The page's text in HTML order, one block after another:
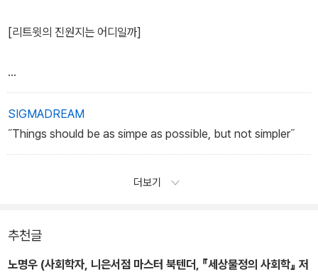
[리트윗의 진원지는 어디일까]
드라마 <별에서 온 그대>에서 주인공 천송이가 입고 나온 옷이 불티
나게 팔리는 것도 천송이가 수많은 시청자에게 영향을 미칠 수 있는
일종의 마당발이기 때문이다.
중요한 것은 천송이의 영향력이 ｀별그대｀에 푹 빠졌던 내 아내와
미쳤다는 사실이다. 아직 ｀별그대｀에 대해 듣지 못했던 사람이라면
정보가 마당발인 친구, 그 친구의 친구들과 같은 식으로 몇 단계만에
한 기업이 이를 이용해 마케팅을 한다. 2012년 대통령 선거 당시 발
SIGMADREAM
˝Things should be as simpe as possible, but not simpler˝
더보기
추천글
노명우 (사회학자, 니은서점 마스터 북텐더, 『세상물정의 사회학』 저